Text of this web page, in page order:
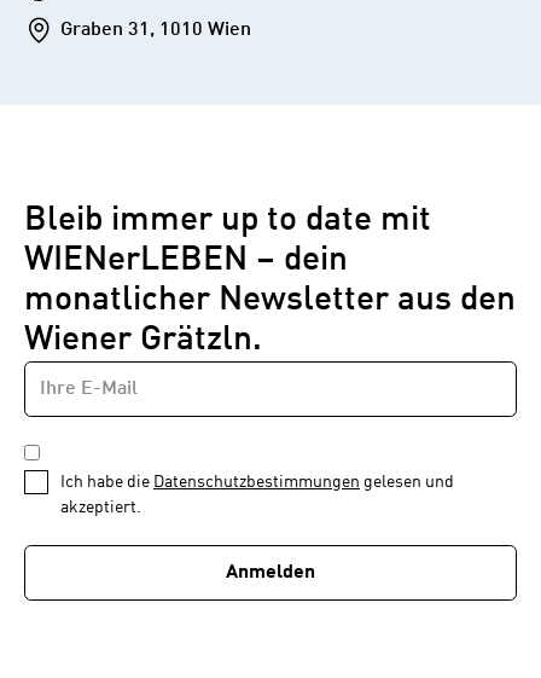
Addresse
Graben 31, 1010 Wien
Bleib immer up to date mit
WIENerLEBEN – dein
monatlicher Newsletter aus den
Wiener Grätzln.
Newsletter
1
von
E-
MAIL-
ADRESSE
DATENSCHUTZBESTIMMUNGEN
*
Ich habe die Datenschutzbestimmungen gelesen und
akzeptiert.
Anmelden